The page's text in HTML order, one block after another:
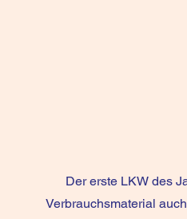
Der erste LKW des
Verbrauchsmaterial